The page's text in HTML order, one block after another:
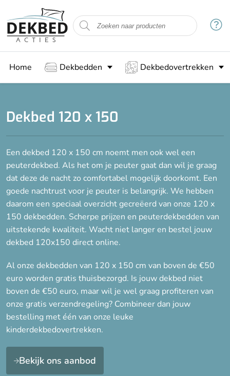
Home Dekbedden Dekbedovertrekken
Dekbed 120 x 150
Een dekbed 120 x 150 cm noemt men ook wel een
peuterdekbed. Als het om je peuter gaat dan wil je graag
dat deze de nacht zo comfortabel mogelijk doorkomt. Een
goede nachtrust voor je peuter is belangrijk. We hebben
daarom een speciaal overzicht gecreëerd van onze 120 x
150 dekbedden. Scherpe prijzen en peuterdekbedden van
uitstekende kwaliteit. Wacht niet langer en bestel jouw
dekbed 120x150 direct online.
Al onze dekbedden van 120 x 150 cm van boven de €50
euro worden gratis thuisbezorgd. Is jouw dekbed niet
boven de €50 euro, maar wil je wel graag profiteren van
onze gratis verzendregeling? Combineer dan jouw
bestelling met één van onze leuke
kinderdekbedovertrekken.
Bekijk ons aanbod